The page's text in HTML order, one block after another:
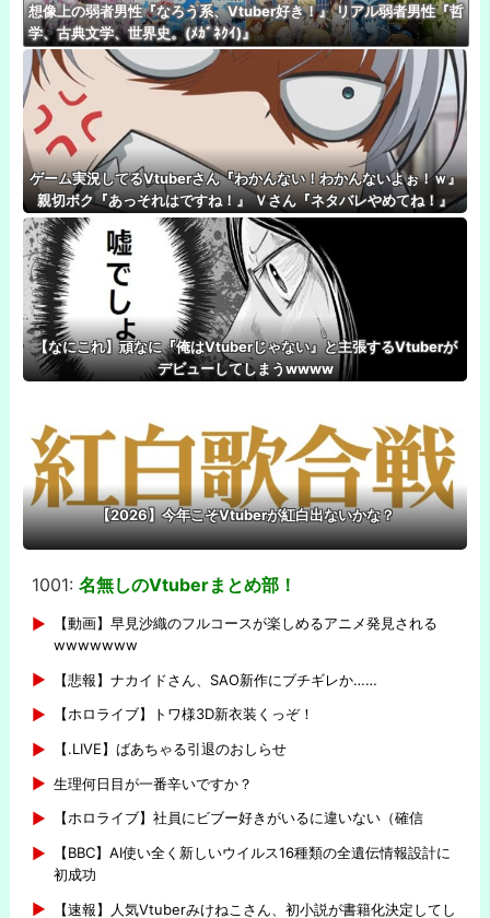
想像上の弱者男性『なろう系、Vtuber好き！』 リアル弱者男性『哲
学、古典文学、世界史。(ﾒｶﾞﾈｸｲ)』
ゲーム実況してるVtuberさん『わかんない！わかんないよぉ！ｗ』
親切ボク『あっそれはですね！』 Ｖさん『ネタバレやめてね！』
【なにこれ】頑なに『俺はVtuberじゃない』と主張するVtuberが
デビューしてしまうwwww
【2026】今年こそVtuberが紅白出ないかな？
1001: 名無しのVtuberまとめ部！
【動画】早見沙織のフルコースが楽しめるアニメ発見される
wwwwwww
【悲報】ナカイドさん、SAO新作にブチギレか……
【ホロライブ】トワ様3D新衣装くっぞ！
【.LIVE】ばあちゃる引退のおしらせ
生理何日目が一番辛いですか？
【ホロライブ】社員にビブー好きがいるに違いない（確信
【BBC】AI使い全く新しいウイルス16種類の全遺伝情報設計に
初成功
【速報】人気Vtuberみけねこさん、初小説が書籍化決定してし